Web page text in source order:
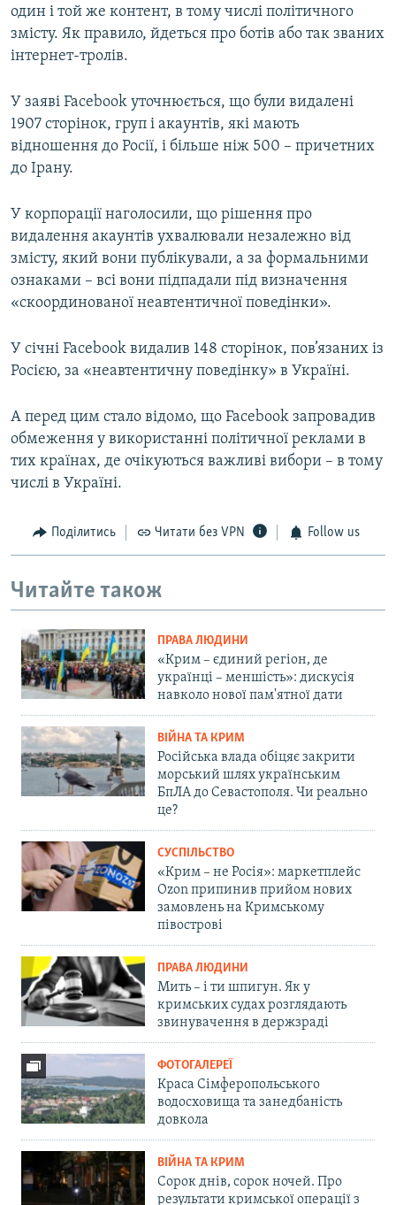
один і той же контент, в тому числі політичного
змісту. Як правило, йдеться про ботів або так званих
інтернет-тролів.
У заяві Facebook уточнюється, що були видалені
1907 сторінок, груп і акаунтів, які мають
відношення до Росії, і більше ніж 500 – причетних
до Ірану.
У корпорації наголосили, що рішення про
видалення акаунтів ухвалювали незалежно від
змісту, який вони публікували, а за формальними
ознаками – всі вони підпадали під визначення
«скоординованої неавтентичної поведінки».
У січні Facebook видалив 148 сторінок, пов’язаних із
Росією, за «неавтентичну поведінку» в Україні.
А перед цим стало відомо, що Facebook запровадив
обмеження у використанні політичної реклами в
тих країнах, де очікуються важливі вибори – в тому
числі в Україні.
Поділитись Читати без VPN Follow us
Читайте також
ПРАВА ЛЮДИНИ
«Крим – єдиний регіон, де
українці – меншість»: дискусія
навколо нової пам'ятної дати
ВІЙНА ТА КРИМ
Російська влада обіцяє закрити
морський шлях українським
БпЛА до Севастополя. Чи реально
це?
СУСПІЛЬСТВО
«Крим – не Росія»: маркетплейс
Ozon припинив прийом нових
замовлень на Кримському
півострові
ПРАВА ЛЮДИНИ
Мить – і ти шпигун. Як у
кримських судах розглядають
звинувачення в держзраді
ФОТОГАЛЕРЕЇ
Краса Сімферопольського
водосховища та занедбаність
довкола
ВІЙНА ТА КРИМ
Сорок днів, сорок ночей. Про
результати кримської операції з